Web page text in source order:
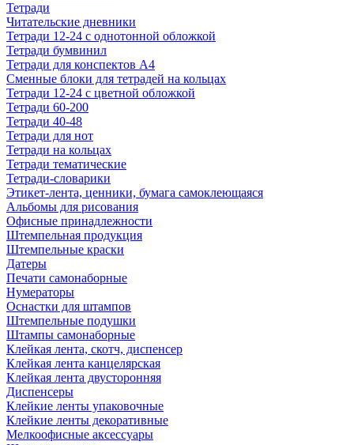
Тетради
Читательские дневники
Тетради 12-24 с однотонной обложкой
Тетради бумвинил
Тетради для конспектов А4
Сменные блоки для тетрадей на кольцах
Тетради 12-24 с цветной обложкой
Тетради 60-200
Тетради 40-48
Тетради для нот
Тетради на кольцах
Тетради тематические
Тетради-словарики
Этикет-лента, ценники, бумага самоклеющаяся
Альбомы для рисования
Офисные принадлежности
Штемпельная продукция
Штемпельные краски
Датеры
Печати самонаборные
Нумераторы
Оснастки для штампов
Штемпельные подушки
Штампы самонаборные
Клейкая лента, скотч, диспенсер
Клейкая лента канцелярская
Клейкая лента двусторонняя
Диспенсеры
Клейкие ленты упаковочные
Клейкие ленты декоративные
Мелкоофисные аксессуары